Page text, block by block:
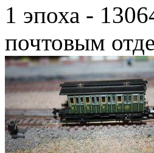
1 эпоха -
почтовым